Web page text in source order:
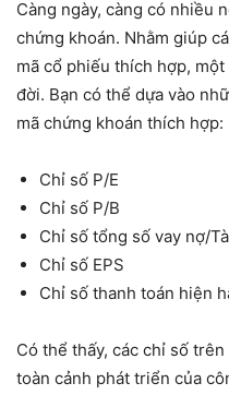
Càng ngày, càng có nhiều
chứng khoán. Nhằm giúp
mã cổ phiếu thích hợp,
đời. Bạn có thể dựa vào
mã chứng khoán thích hợp:
Chỉ số P/E
Chỉ số P/B
Chỉ số tổng số vay nợ/
Chỉ số EPS
Chỉ số thanh toán hiện
Có thể thấy, các chỉ số
toàn cảnh phát triển của